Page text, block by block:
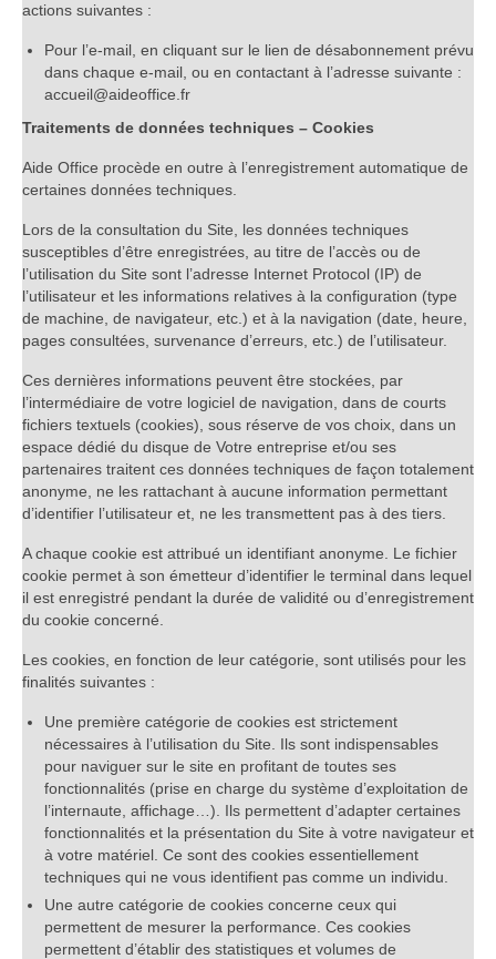
actions suivantes :
Pour l’e-mail, en cliquant sur le lien de désabonnement prévu
dans chaque e-mail, ou en contactant à l’adresse suivante :
accueil@aideoffice.fr
Traitements de données techniques – Cookies
Aide Office procède en outre à l’enregistrement automatique de
certaines données techniques.
Lors de la consultation du Site, les données techniques
susceptibles d’être enregistrées, au titre de l’accès ou de
l’utilisation du Site sont l’adresse Internet Protocol (IP) de
l’utilisateur et les informations relatives à la configuration (type
de machine, de navigateur, etc.) et à la navigation (date, heure,
pages consultées, survenance d’erreurs, etc.) de l’utilisateur.
Ces dernières informations peuvent être stockées, par
l’intermédiaire de votre logiciel de navigation, dans de courts
fichiers textuels (cookies), sous réserve de vos choix, dans un
espace dédié du disque de Votre entreprise et/ou ses
partenaires traitent ces données techniques de façon totalement
anonyme, ne les rattachant à aucune information permettant
d’identifier l’utilisateur et, ne les transmettent pas à des tiers.
A chaque cookie est attribué un identifiant anonyme. Le fichier
cookie permet à son émetteur d’identifier le terminal dans lequel
il est enregistré pendant la durée de validité ou d’enregistrement
du cookie concerné.
Les cookies, en fonction de leur catégorie, sont utilisés pour les
finalités suivantes :
Une première catégorie de cookies est strictement
nécessaires à l’utilisation du Site. Ils sont indispensables
pour naviguer sur le site en profitant de toutes ses
fonctionnalités (prise en charge du système d’exploitation de
l’internaute, affichage…). Ils permettent d’adapter certaines
fonctionnalités et la présentation du Site à votre navigateur et
à votre matériel. Ce sont des cookies essentiellement
techniques qui ne vous identifient pas comme un individu.
Une autre catégorie de cookies concerne ceux qui
permettent de mesurer la performance. Ces cookies
permettent d’établir des statistiques et volumes de